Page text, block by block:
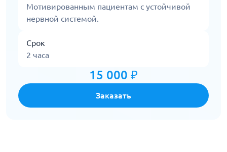
Мотивированным пациентам с устойчивой
нервной системой.
Срок
2 часа
15 000 ₽
Заказать